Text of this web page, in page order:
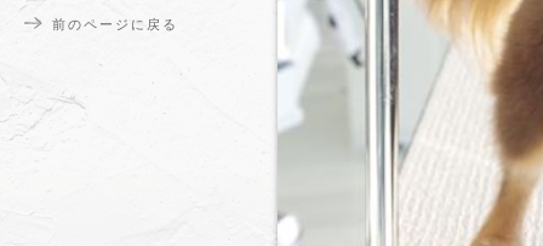
前のページに戻る